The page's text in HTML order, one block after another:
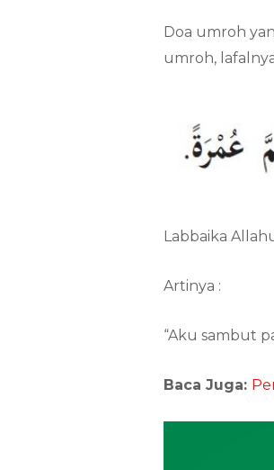
Doa umroh
umroh,
Labbaika
Artinya :
“Aku sambut
Baca Juga: